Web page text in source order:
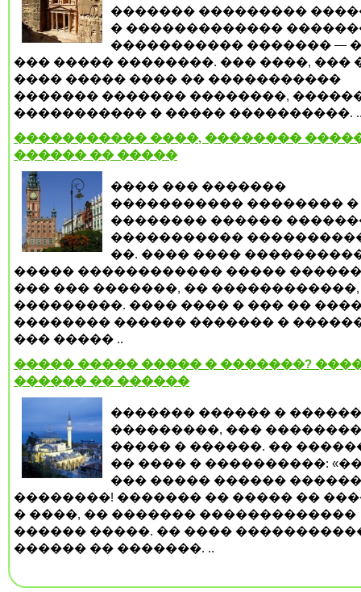
������� ���������
� �������������
����������� ������� —
��� ����� ��������. ��� ����, ���
���� ����� ���� �� �����������
������� ������� ��������,
����������� � ����� ����������.
����������� ����, ��������
������ �� �����
���� ��� �������
����������� �������� �
�������� ������
�����������
��. ���� ����
����� ������������ �����
��� ��� �������, �� ������������,
���������. ���� ���� � ��� ��
�������� ������ ������� �
��� ����� ..
����� ����� ����� � �������?
������ �� ������
������� ������ � ������
���������, ���
����� � ������. ��
�� ���� � ����������:
��� ����� ������
��������! ������� �� ����� ��
� ����, �� ������� �������������
������ �����. �� ����
������ �� �������. ..